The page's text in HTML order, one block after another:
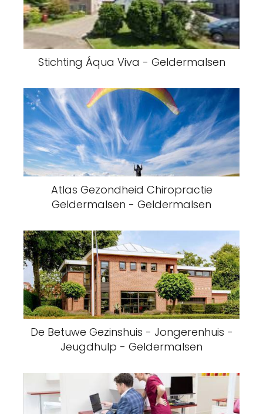
Stichting Áqua Viva - Geldermalsen
Atlas Gezondheid Chiropractie
Geldermalsen - Geldermalsen
De Betuwe Gezinshuis - Jongerenhuis -
Jeugdhulp - Geldermalsen